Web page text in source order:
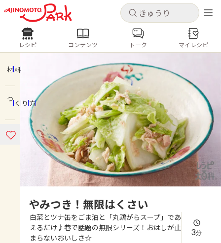
キャンセル
ログインするとレシピを保存できます
ログイン 新規登録
ホーム
コンテンツ
レシピ
よくあるお問い合わせ
キャンセル
レシピ コンテンツ
人気の食材・レシピ
きゅうり なす トマト
とうもろこし
ピーマン
みょうが ゴーヤ
レシピ コンテンツ トーク マイレシピ
材料
つくり方
やみつき！無限はくさい
白菜とツナ缶をごま油と「丸鶏がらスープ」であ
えるだけ♪巷で話題の無限シリーズ！おはしが止
まらないおいしさ☆
3分